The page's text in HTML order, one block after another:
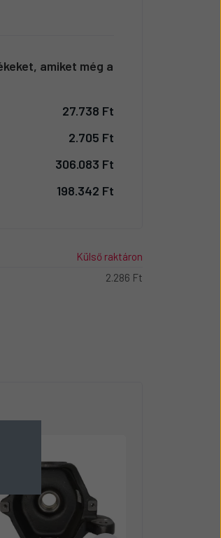
amiket még a
27.738 Ft
2.705 Ft
306.083 Ft
198.342 Ft
Külső raktáron
2.286 Ft